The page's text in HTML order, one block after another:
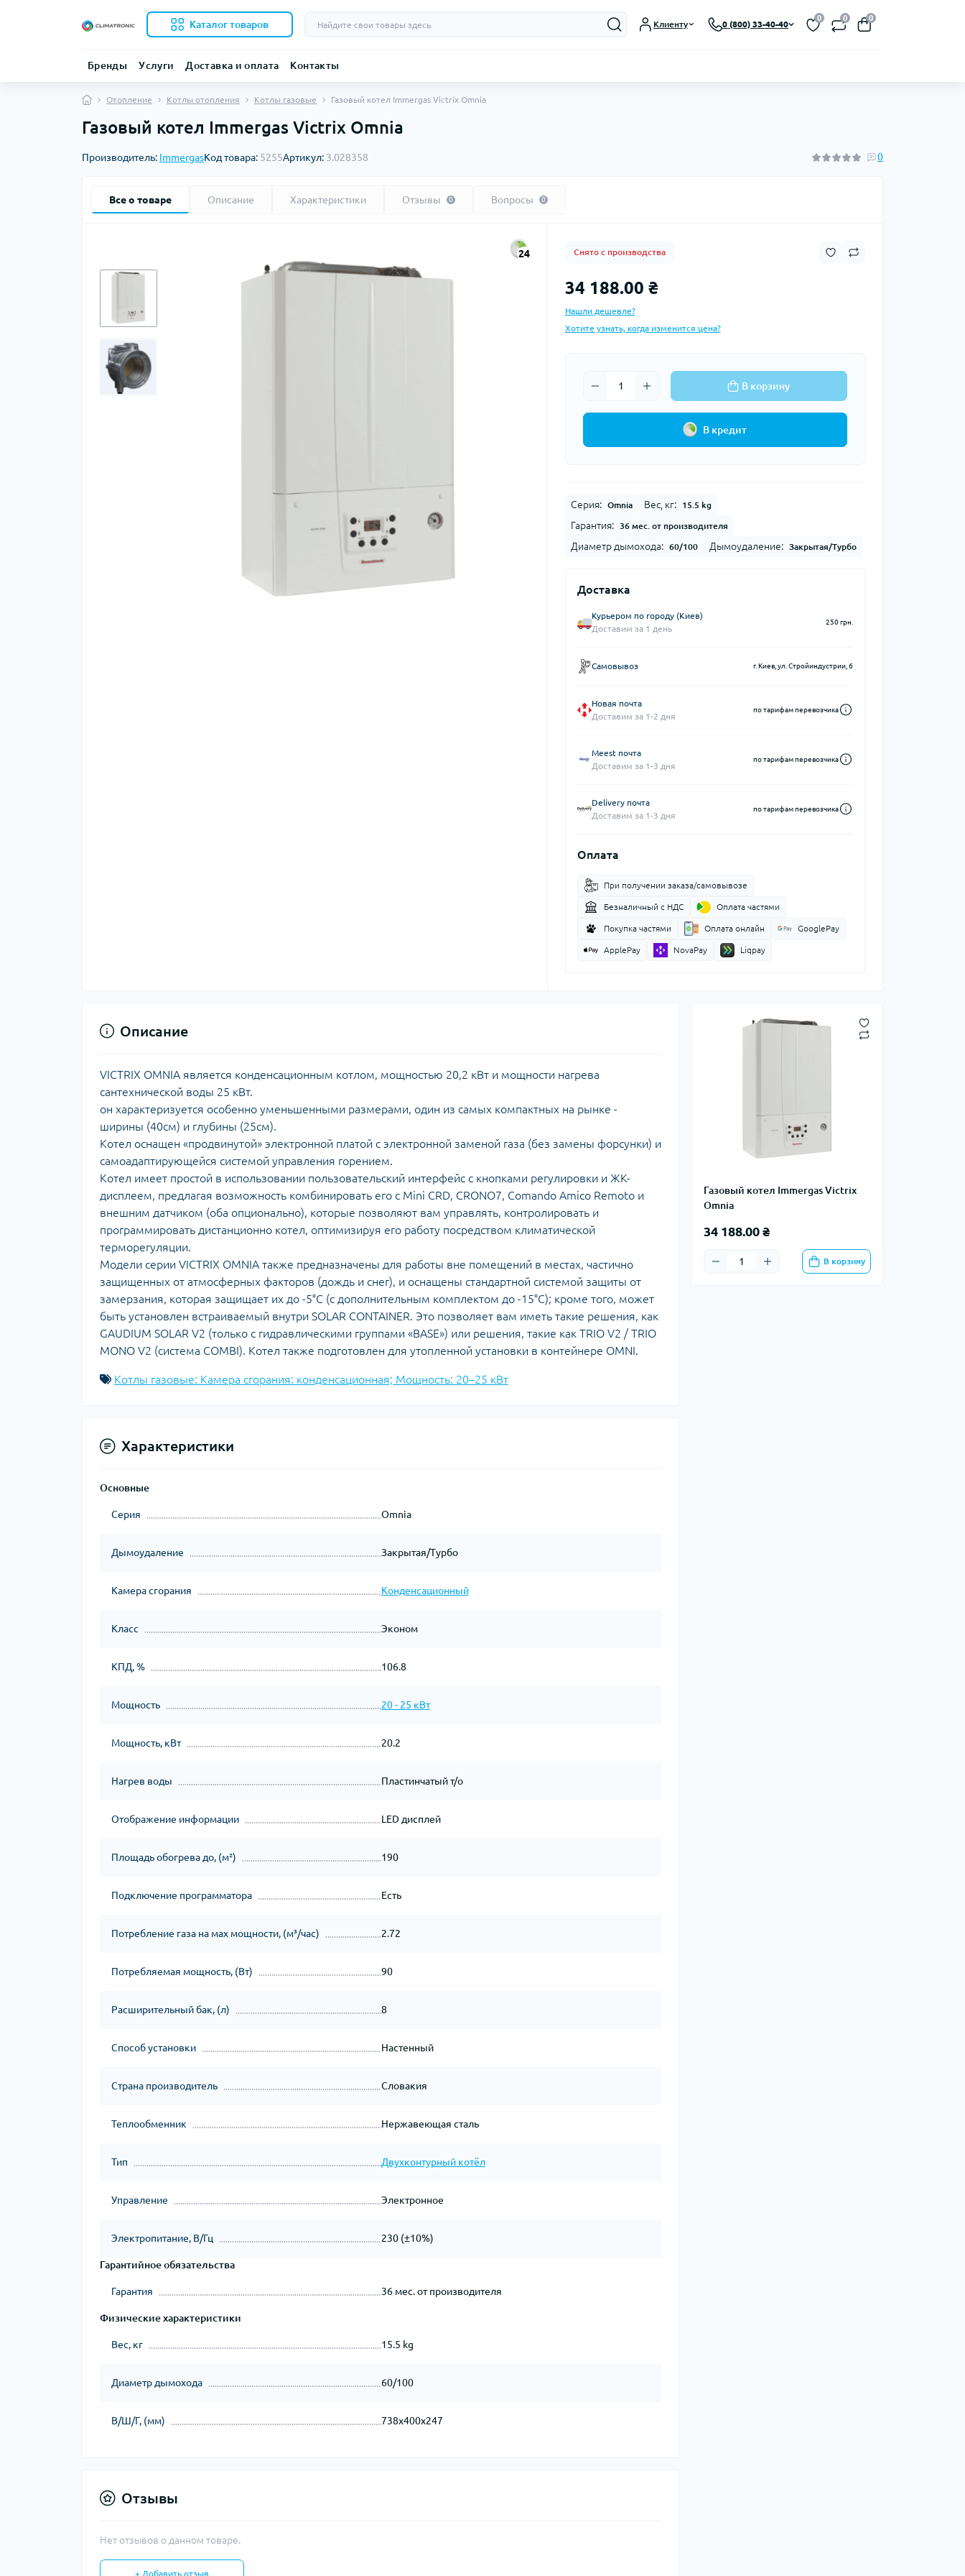
Каталог товаров Клиенту 0 (800) 33-40-40
0 0 0
Бренды Услуги Доставка и оплата Контакты
Отопление Котлы отопления Котлы газовые Газовый котел Immergas Victrix Omnia
Газовый котел Immergas Victrix Omnia
Производитель: ImmergasКод товара: 5255Артикул: 3.028358 0
Все о товаре Описание Характеристики Отзывы 0 Вопросы 0
24 Снято с производства
34 188.00 ₴
Нашли дешевле?
Хотите узнать, когда изменится цена?
В корзину
В кредит
Серия: Omnia Вес, кг: 15.5 kg
Гарантия: 36 мес. от производителя
Диаметр дымохода: 60/100 Дымоудаление: Закрытая/Турбо
Доставка
Курьером по городу (Киев)
Доставим за 1 день
250 грн.
Самовывоз г. Киев, ул. Стройиндустрии, 6
Новая почта
Доставим за 1-2 дня
по тарифам перевозчика
Meest почта
Доставим за 1-3 дня
по тарифам перевозчика
Delivery почта
Доставим за 1-3 дня
по тарифам перевозчика
Оплата
При получении заказа/самовывозе
Безналичный с НДС Оплата частями
Покупка частями Оплата онлайн GooglePay
ApplePay NovaPay Liqpay
Газовый котел Immergas Victrix
Omnia
34 188.00 ₴
В корзину
Описание
VICTRIX OMNIA является конденсационным котлом, мощностью 20,2 кВт и мощности нагрева
сантехнической воды 25 кВт.
он характеризуется особенно уменьшенными размерами, один из самых компактных на рынке -
ширины (40см) и глубины (25см).
Котел оснащен «продвинутой» электронной платой с электронной заменой газа (без замены форсунки) и
самоадаптирующейся системой управления горением.
Котел имеет простой в использовании пользовательский интерфейс с кнопками регулировки и ЖК-
дисплеем, предлагая возможность комбинировать его с Mini CRD, CRONO7, Сomando Аmico Remoto и
внешним датчиком (оба опционально), которые позволяют вам управлять, контролировать и
программировать дистанционно котел, оптимизируя его работу посредством климатической
терморегуляции.
Модели серии VICTRIX OMNIA также предназначены для работы вне помещений в местах, частично
защищенных от атмосферных факторов (дождь и снег), и оснащены стандартной системой защиты от
замерзания, которая защищает их до -5°C (с дополнительным комплектом до -15°С); кроме того, может
быть установлен встраиваемый внутри SOLAR CONTAINER. Это позволяет вам иметь такие решения, как
GAUDIUM SOLAR V2 (только с гидравлическими группами «BASE») или решения, такие как TRIO V2 / TRIO
MONO V2 (система COMBI). Котел также подготовлен для утопленной установки в контейнере OMNI.
Котлы газовые: Камера сгорания: конденсационная; Мощность: 20–25 кВт
Характеристики
Основные
Серия Omnia
Дымоудаление Закрытая/Турбо
Камера сгорания Конденсационный
Класс Эконом
КПД, % 106.8
Мощность 20 - 25 кВт
Мощность, кВт 20.2
Нагрев воды Пластинчатый т/о
Отображение информации LED дисплей
Площадь обогрева до, (м²) 190
Подключение программатора Есть
Потребление газа на мах мощности, (м³/час) 2.72
Потребляемая мощность, (Вт) 90
Расширительный бак, (л) 8
Способ установки Настенный
Страна производитель Словакия
Теплообменник Нержавеющая сталь
Тип Двухконтурный котёл
Управление Электронное
Электропитание, В/Гц 230 (±10%)
Гарантийное обязательства
Гарантия 36 мес. от производителя
Физические характеристики
Вес, кг 15.5 kg
Диаметр дымохода 60/100
В/Ш/Г, (мм) 738x400x247
Отзывы
Нет отзывов о данном товаре.
+ Добавить отзыв
UA
Закрыть